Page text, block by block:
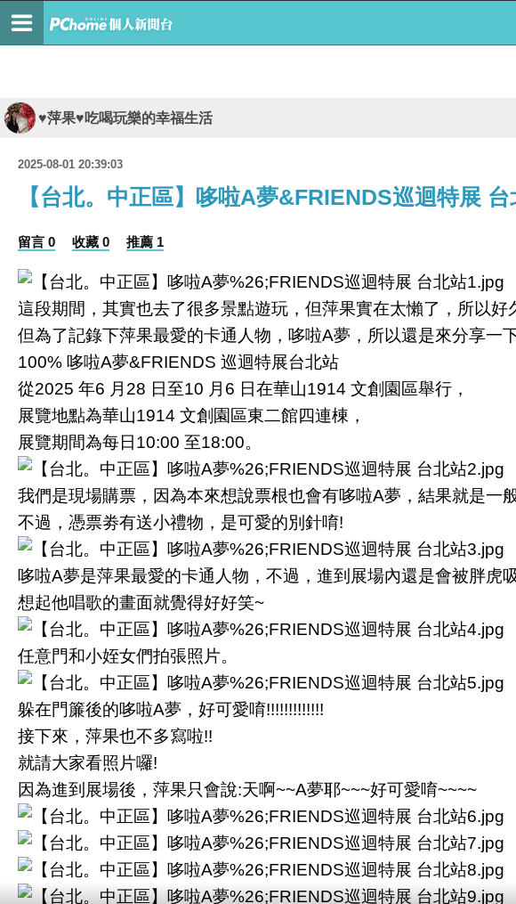
♥萍果♥吃喝玩樂的幸福生活
2025-08-01 20:39:03
【台北。中正區】哆啦A夢&FRIENDS巡迴特展 台
留言 0 收藏 0 推薦 1
這段期間，其實也去了很多景點遊玩，但萍果實在太懶了，所以好
但為了記錄下萍果最愛的卡通人物，哆啦A夢，所以還是來分享一
100% 哆啦A夢&FRIENDS 巡迴特展台北站
從2025 年6 月28 日至10 月6 日在華山1914 文創園區舉行，
展覽地點為華山1914 文創園區東二館四連棟，
展覽期間為每日10:00 至18:00。
我們是現場購票，因為本來想說票根也會有哆啦A夢，結果就是一
不過，憑票劵有送小禮物，是可愛的別針唷!
哆啦A夢是萍果最愛的卡通人物，不過，進到展場內還是會被胖虎
想起他唱歌的畫面就覺得好好笑~
任意門和小姪女們拍張照片。
躲在門簾後的哆啦A夢，好可愛唷!!!!!!!!!!!!!
接下來，萍果也不多寫啦!!
就請大家看照片囉!
因為進到展場後，萍果只會說:天啊~~A夢耶~~~好可愛唷~~~~